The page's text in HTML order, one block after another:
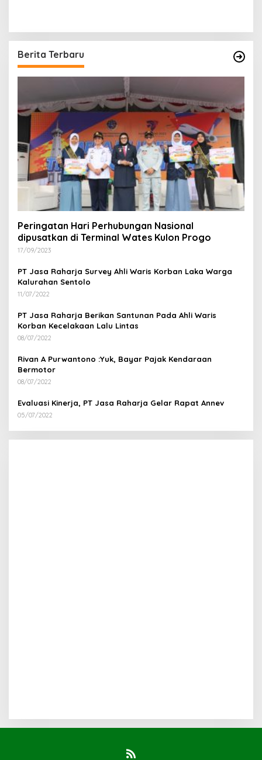
Berita Terbaru
Peringatan Hari Perhubungan Nasional
dipusatkan di Terminal Wates Kulon Progo
17/09/2023
PT Jasa Raharja Survey Ahli Waris Korban Laka Warga
Kalurahan Sentolo
11/07/2022
PT Jasa Raharja Berikan Santunan Pada Ahli Waris
Korban Kecelakaan Lalu Lintas
08/07/2022
Rivan A Purwantono :Yuk, Bayar Pajak Kendaraan
Bermotor
08/07/2022
Evaluasi Kinerja, PT Jasa Raharja Gelar Rapat Annev
05/07/2022